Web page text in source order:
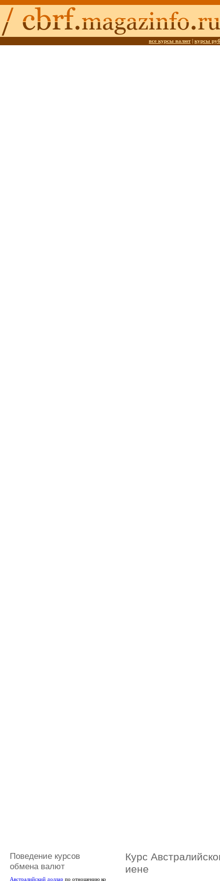
все курсы валют| курсы
Поведение курсов
обмена валют
Австралийский доллар по отношению ко
Курс
иене